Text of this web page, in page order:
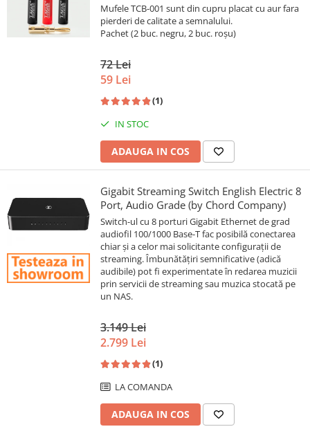
Mufele TCB-001 sunt din cupru placat cu aur fara
pierderi de calitate a semnalului.
Pachet (2 buc. negru, 2 buc. roșu)
72 Lei
59 Lei
(1)
IN STOC
ADAUGA IN COS
Gigabit Streaming Switch English Electric 8
Port, Audio Grade (by Chord Company)
Switch-ul cu 8 porturi Gigabit Ethernet de grad
audiofil 100/1000 Base-T fac posibilă conectarea
chiar și a celor mai solicitante configurații de
streaming. Îmbunătățiri semnificative (adică
audibile) pot fi experimentate în redarea muzicii
prin servicii de streaming sau muzica stocată pe
un NAS.
3.149 Lei
2.799 Lei
(1)
LA COMANDA
ADAUGA IN COS